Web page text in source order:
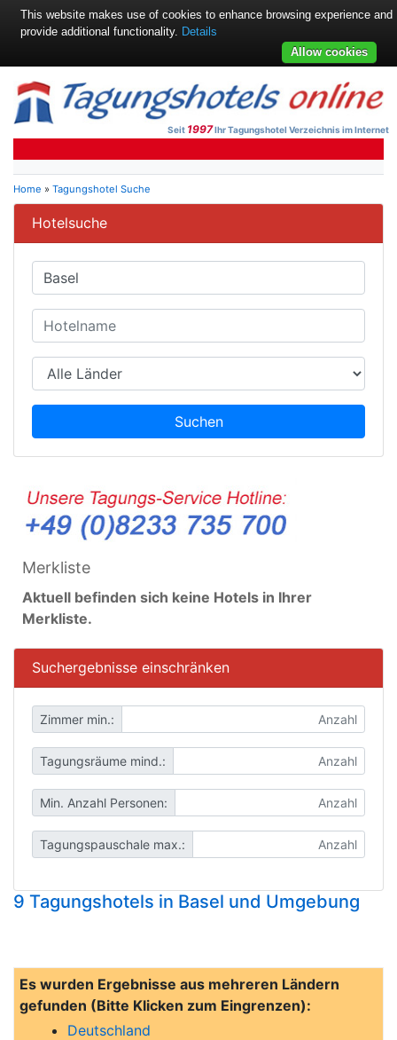
Seit 1997Ihr Tagungshotel Verzeichnis im Internet
Home » Tagungshotel Suche
Hotelsuche
Suchen
Merkliste
Aktuell befinden sich keine Hotels in Ihrer
Merkliste.
Suchergebnisse einschränken
Zimmer min.:
Tagungsräume mind.:
Min. Anzahl Personen:
Tagungspauschale max.:
9 Tagungshotels in Basel und Umgebung
Es wurden Ergebnisse aus mehreren Ländern
gefunden (Bitte Klicken zum Eingrenzen):
Deutschland
This website makes use of cookies to enhance browsing experience and
provide additional functionality. Details
Allow cookies